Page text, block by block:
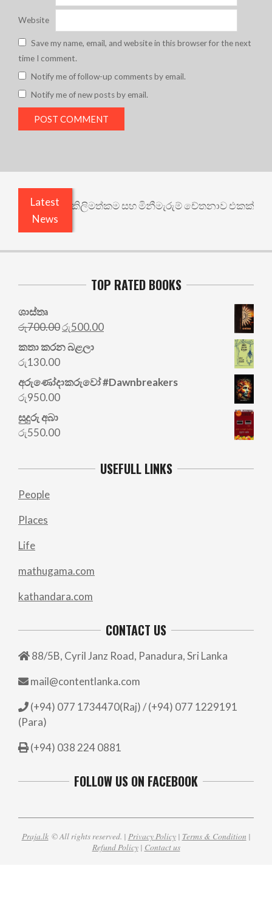
Website
Save my name, email, and website in this browser for the next
time I comment.
Notify me of follow-up comments by email.
Notify me of new posts by email.
Latest
News
“නොසැලකිලිමත්කම සහ මිනීමැරුම් චේතනාව එකක්
TOP RATED BOOKS
ශාස්තෘ
රු700.00Original
price
was:
රු500.00Current
කතා කරන බළලා
රු130.00
අරු‍ණෝදාකරුවෝ #Dawnbreakers
රු950.00
සුදුරු අබා
රු550.00
USEFULL LINKS
People
Places
Life
mathugama.com
kathandara.com
CONTACT US
88/5B, Cyril Janz Road, Panadura, Sri Lanka
mail@contentlanka.com
(+94) 077 1734470(Raj) / (+94) 077 1229191
(Para)
(+94) 038 224 0881
FOLLOW US ON FACEBOOK
Praja.lk© All rights reserved. | Privacy Policy| Terms & Condition |
Refund Policy| Contact us